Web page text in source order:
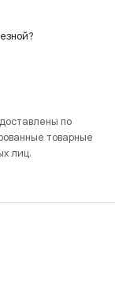
по
товарные
лиц.